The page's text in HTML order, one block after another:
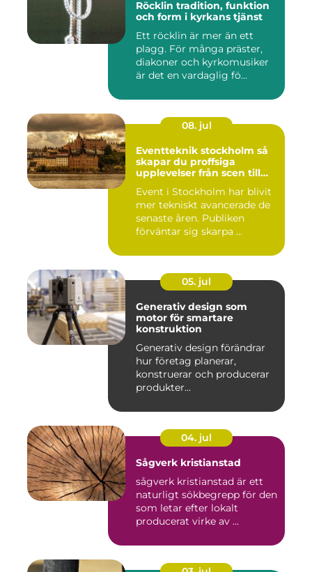
Röcklin tradition, funktion
och form i kyrkans tjänst
Ett röcklin är mer än ett
plagg. För många präster,
diakoner och kyrkomusiker
är det en vardaglig fö...
08. jul
Eventteknik stockholm så
skapar du proffsiga
upplevelser från scen till
Event i Stockholm har blivit
mer tekniskt avancerade de
senaste åren. Publiken
förväntar sig skarpa ...
05. jul
Generativ design som
motor för smartare
konstruktion
Generativ design förändrar
hur företag planerar,
konstruerar och producerar
produkter...
04. jul
Sågverk kristianstad
sågverk kristianstad är ett
naturligt sökbegrepp för den
som letar efter lokalt
producerat virke av ...